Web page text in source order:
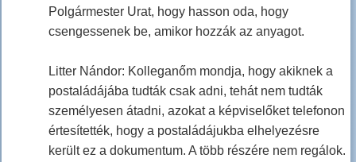
Polgármester Urat, hogy hasson oda, hogy
csengessenek be, amikor hozzák az anyagot.
Litter Nándor: Kolleganőm mondja, hogy akiknek a
postaládájába tudták csak adni, tehát nem tudták
személyesen átadni, azokat a képviselőket telefonon
értesítették, hogy a postaládájukba elhelyezésre
került ez a dokumentum. A több részére nem regálok.